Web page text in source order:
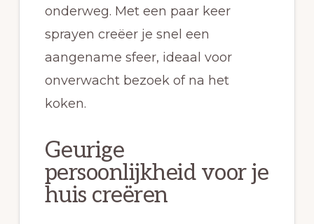
onderweg. Met een paar keer
sprayen creëer je snel een
aangename sfeer, ideaal voor
onverwacht bezoek of na het
koken.
Geurige
persoonlijkheid voor je
huis creëren